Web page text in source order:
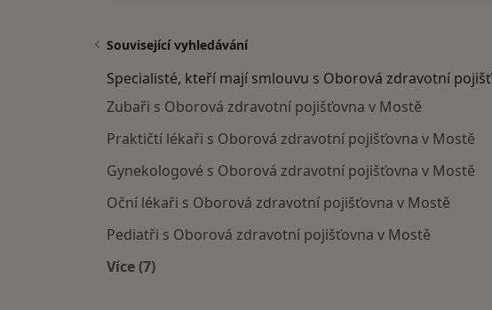
Související vyhledávání
Specialisté, kteří mají smlouvu s Oborová zdravotní
Zubaři s Oborová zdravotní pojišťovna v Mostě
Praktičtí lékaři s Oborová zdravotní pojišťovna v Mostě
Gynekologové s Oborová zdravotní pojišťovna v Mostě
Oční lékaři s Oborová zdravotní pojišťovna v Mostě
Pediatři s Oborová zdravotní pojišťovna v Mostě
Více (7)